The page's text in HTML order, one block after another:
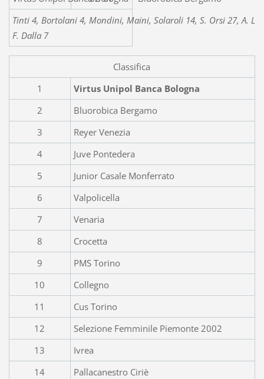
Tinti 4, Bortolani 4, Mondini, Maini, Solaroli 14, S. Orsi 27, A.
F. Dalla 7
Classifica
1
Virtus Unipol Banca Bologna
2
Bluorobica Bergamo
3
Reyer Venezia
4
Juve Pontedera
5
Junior Casale Monferrato
6
Valpolicella
7
Venaria
8
Crocetta
9
PMS Torino
10
Collegno
11
Cus Torino
12
Selezione Femminile Piemonte 2002
13
Ivrea
14
Pallacanestro Ciriè